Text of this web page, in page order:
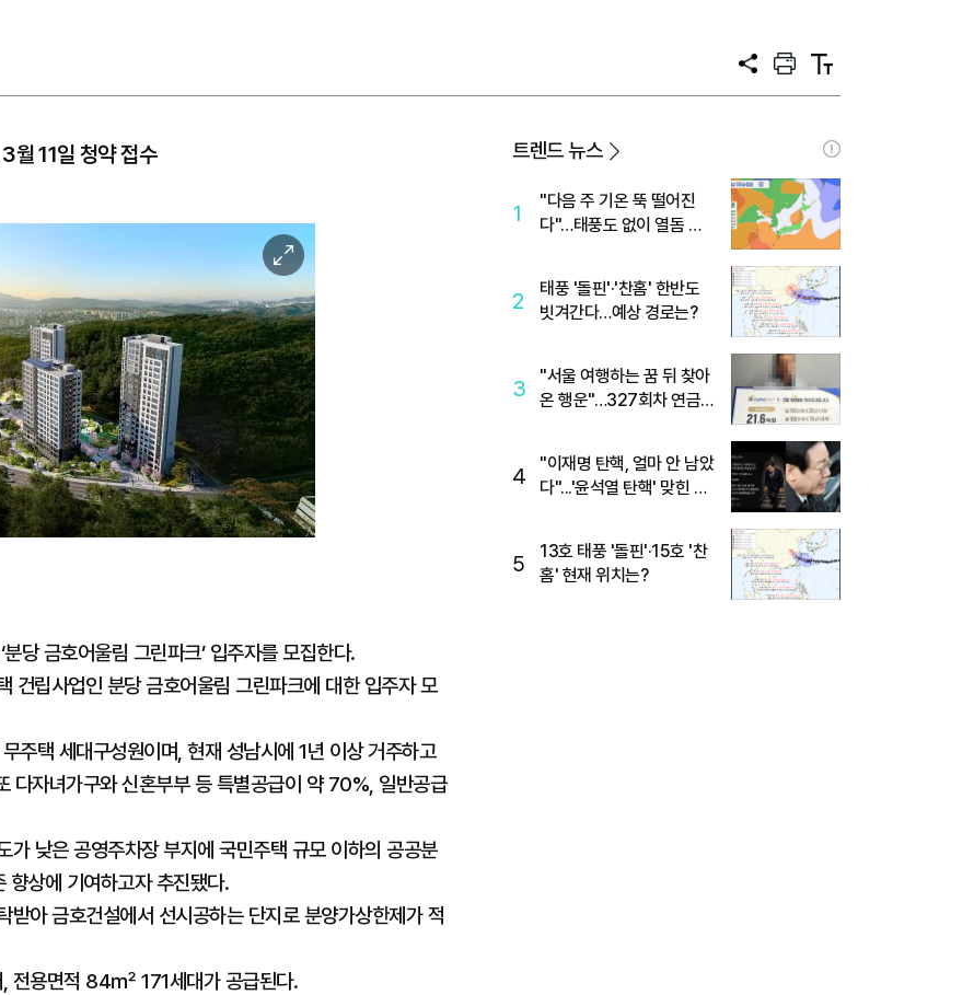
공
프
트
텍
트
월 11일 청약 접수
이
미
지
확
대
당 금호어울림 그린파크’ 입주자를 모집한다.
건립사업인 분당 금호어울림 그린파크에 대한 입주자 모
주택 세대구성원이며, 현재 성남시에 1년 이상 거주하고
다자녀가구와 신혼부부 등 특별공급이 약 70%, 일반공급
낮은 공영주차장 부지에 국민주택 규모 이하의 공공분
향상에 기여하고자 추진됐다.
아 금호건설에서 선시공하는 단지로 분양가상한제가 적
전용면적 84㎡ 171세대가 공급된다.
트렌드 뉴스
1
"다음 주 기온 뚝 떨어진
다"…태풍도 없이 열돔 박
2
태풍 '돌핀'·'찬홈' 한반도
빗겨간다…예상 경로는?
3
"서울 여행하는 꿈 뒤 찾아
온 행운"…327회차 연금
4
"이재명 탄핵, 얼마 안 남았
다"...'윤석열 탄핵' 맞힌 무
5
13호 태풍 '돌핀'·15호 '찬
홈' 현재 위치는?